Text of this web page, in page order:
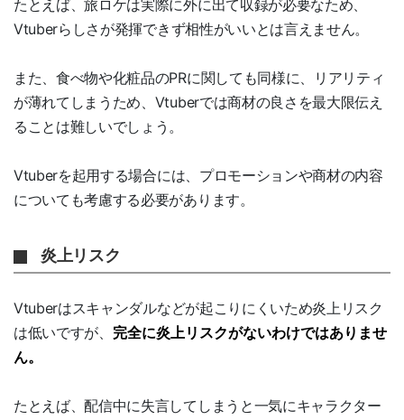
たとえば、旅ロケは実際に外に出て収録が必要なため、
Vtuberらしさが発揮できず相性がいいとは言えません。
また、食べ物や化粧品のPRに関しても同様に、リアリティ
が薄れてしまうため、Vtuberでは商材の良さを最大限伝え
ることは難しいでしょう。
Vtuberを起用する場合には、プロモーションや商材の内容
についても考慮する必要があります。
炎上リスク
Vtuberはスキャンダルなどが起こりにくいため炎上リスク
は低いですが、 完全に炎上リスクがないわけではありませ
ん。
たとえば、配信中に失言してしまうと一気にキャラクター